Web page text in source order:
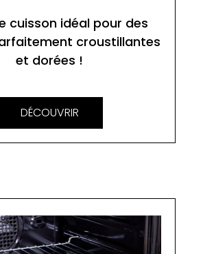
cuisson idéal pour des
croustillantes
et dorées !
DÉCOUVRIR